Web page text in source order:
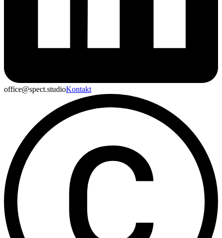
office@spect.studioKontakt